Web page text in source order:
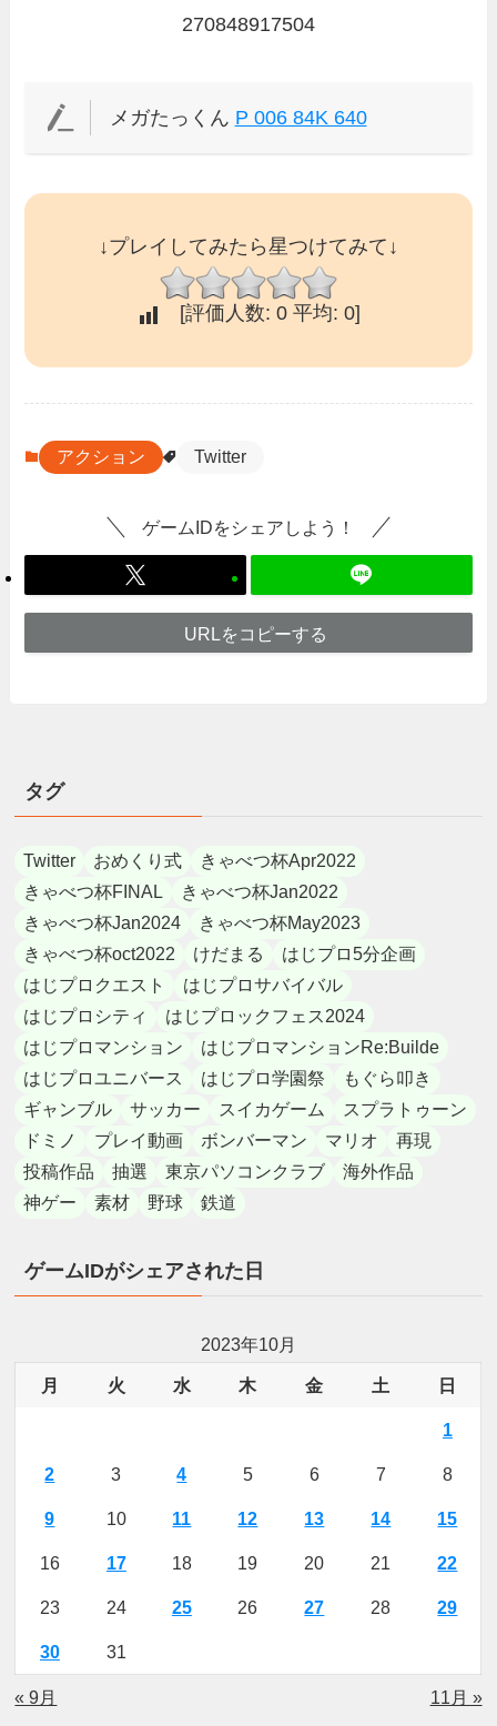
270848917504
メガたっくん P 006 84K 640
↓プレイしてみたら星つけてみて↓
[評価人数: 0平均: 0]
アクション Twitter
ゲームIDをシェアしよう！
URLをコピーする
タグ
Twitter おめくり式
きゃべつ杯Apr2022
きゃべつ杯FINAL
きゃべつ杯Jan2022
きゃべつ杯Jan2024
きゃべつ杯May2023
きゃべつ杯oct2022
けだまる
はじプロ5分企画
はじプロクエスト
はじプロサバイバル
はじプロシティ
はじプロックフェス2024
はじプロマンション
はじプロマンションRe:Builde
はじプロユニバース
はじプロ学園祭
もぐら叩き
ギャンブル
サッカー スイカゲーム
スプラトゥーン
ドミノ
プレイ動画 ボンバーマン マリオ
再現
投稿作品
抽選 東京パソコンクラブ
海外作品
神ゲー
素材 野球 鉄道
ゲームIDがシェアされた日
2023年10月
月 火 水 木 金 土 日
1
2 3 4 5 6 7 8
9 10 11 12 13 14 15
16 17 18 19 20 21 22
23 24 25 26 27 28 29
30 31
« 9月 11月 »